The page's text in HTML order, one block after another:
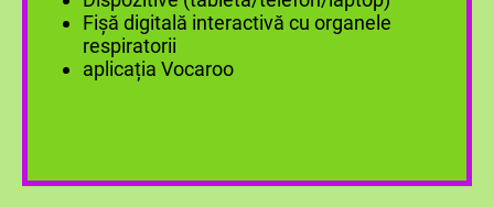
Fișă digitală interactivă cu organele
respiratorii
aplicația Vocaroo